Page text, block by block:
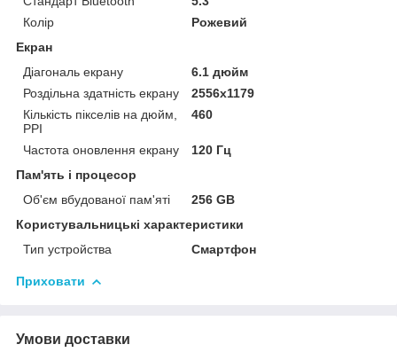
Колір
Рожевий
Екран
Діагональ екрану
6.1 дюйм
Роздільна здатність екрану
2556x1179
Кількість пікселів на дюйм,
PPI
460
Частота оновлення екрану
120 Гц
Пам'ять і процесор
Об'єм вбудованої пам'яті
256 GB
Користувальницькі характеристики
Тип устройства
Смартфон
Приховати
Умови доставки